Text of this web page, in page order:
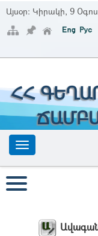
Այսօր: Կիրակի, 9
ՀՀ